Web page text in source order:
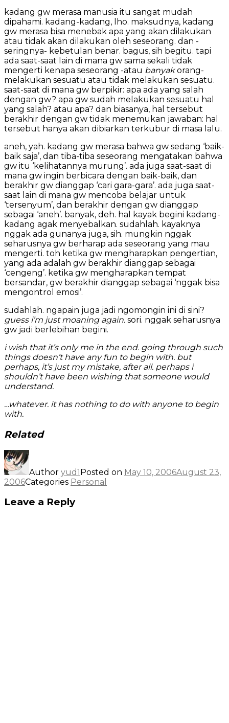
kadang gw merasa manusia itu sangat mudah
dipahami. kadang-kadang, lho. maksudnya, kadang
gw merasa bisa menebak apa yang akan dilakukan
atau tidak akan dilakukan oleh seseorang. dan -
seringnya- kebetulan benar. bagus, sih begitu. tapi
ada saat-saat lain di mana gw sama sekali tidak
mengerti kenapa seseorang -atau banyakorang-
melakukan sesuatu atau tidak melakukan sesuatu.
saat-saat di mana gw berpikir: apa ada yang salah
dengan gw? apa gw sudah melakukan sesuatu hal
yang salah? atau apa? dan biasanya, hal tersebut
berakhir dengan gw tidak menemukan jawaban: hal
tersebut hanya akan dibiarkan terkubur di masa lalu.
aneh, yah. kadang gw merasa bahwa gw sedang ‘baik-
baik saja’, dan tiba-tiba seseorang mengatakan bahwa
gw itu ‘kelihatannya murung’. ada juga saat-saat di
mana gw ingin berbicara dengan baik-baik, dan
berakhir gw dianggap ‘cari gara-gara’. ada juga saat-
saat lain di mana gw mencoba belajar untuk
‘tersenyum’, dan berakhir dengan gw dianggap
sebagai ‘aneh’. banyak, deh. hal kayak begini kadang-
kadang agak menyebalkan. sudahlah. kayaknya
nggak ada gunanya juga, sih. mungkin nggak
seharusnya gw berharap ada seseorang yang mau
mengerti. toh ketika gw mengharapkan pengertian,
yang ada adalah gw berakhir dianggap sebagai
‘cengeng’. ketika gw mengharapkan tempat
bersandar, gw berakhir dianggap sebagai ‘nggak bisa
mengontrol emosi’.
sudahlah. ngapain juga jadi ngomongin ini di sini?
guess i’m just moaning again. sori. nggak seharusnya
gw jadi berlebihan begini.
i wish that it’s only me in the end. going through such
things doesn’t have any fun to begin with. but
perhaps, it’s just my mistake, after all. perhaps i
shouldn’t have been wishing that someone would
understand.
…whatever. it has nothing to do with anyone to begin
with.
Related
Author yud1Posted on May 10, 2006August 23,
2006Categories Personal
Leave a Reply